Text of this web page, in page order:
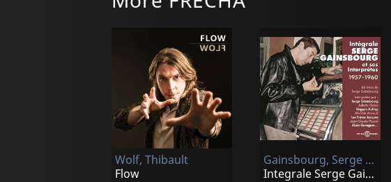
Wolf, Thibault
Flow
Gainsbourg, Serge & Ses Interpretes
Integrale Serge Gainsbourg Et Ses Interpretes 1957-1960